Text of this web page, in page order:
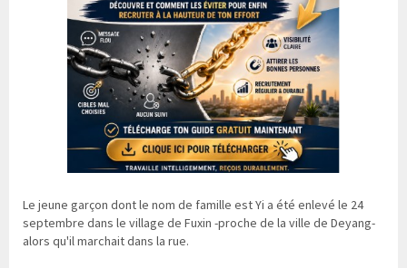
Le jeune garçon dont le nom de famille est Yi a été enlevé le 24
septembre dans le village de Fuxin -proche de la ville de Deyang-
alors qu'il marchait dans la rue.